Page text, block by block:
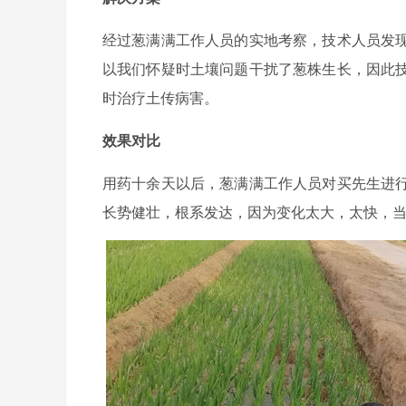
经过葱满满工作人员的实地考察，技术人员发
以我们怀疑时土壤问题干扰了葱株生长，因
时治疗土传病害。
效果对比
用药十余天以后，葱满满工作人员对买先生
长势健壮，根系发达，因为变化太大，太快，